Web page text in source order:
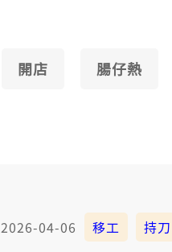
開店 腸仔熱
2026-04-06 移工 持刀